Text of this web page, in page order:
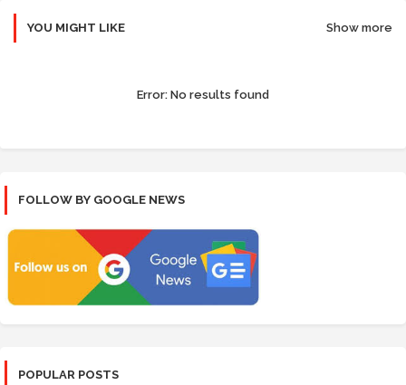
YOU MIGHT LIKE Show more
Error: No results found
FOLLOW BY GOOGLE NEWS
POPULAR POSTS